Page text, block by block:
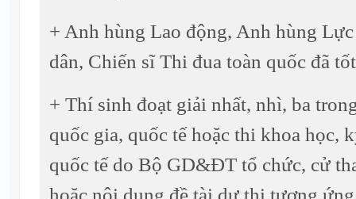
+ Anh hùng Lao động, Anh hùng
dân, Chiến sĩ Thi đua toàn quốc đã
+ Thí sinh đoạt giải nhất, nhì, ba
quốc gia, quốc tế hoặc thi khoa học,
quốc tế do Bộ GD&ĐT tổ chức, cử
hoặc nội dung đề tài dự thi tương